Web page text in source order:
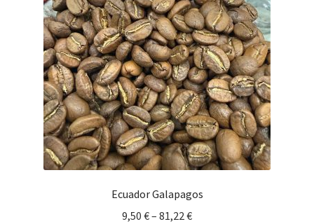
tuotteen
sivulla.
Ecuador Galapagos
9,50 €– 81,22€Hintaluokka: